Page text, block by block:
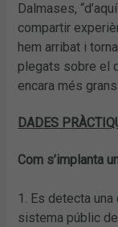
Dalmases,
compartir
hem arribat i
plegats sobre el
encara més
DADES
Com s’implanta
1. Es detecta
sistema públic